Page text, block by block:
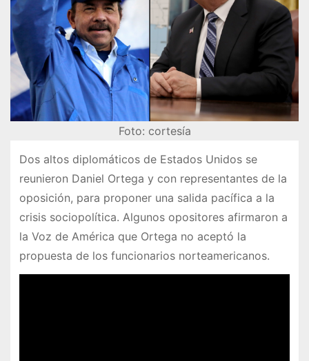
Foto: cortesía
Dos altos diplomáticos de Estados Unidos se
reunieron Daniel Ortega y con representantes de la
oposición, para proponer una salida pacífica a la
crisis sociopolítica. Algunos opositores afirmaron a
la Voz de América que Ortega no aceptó la
propuesta de los funcionarios norteamericanos.